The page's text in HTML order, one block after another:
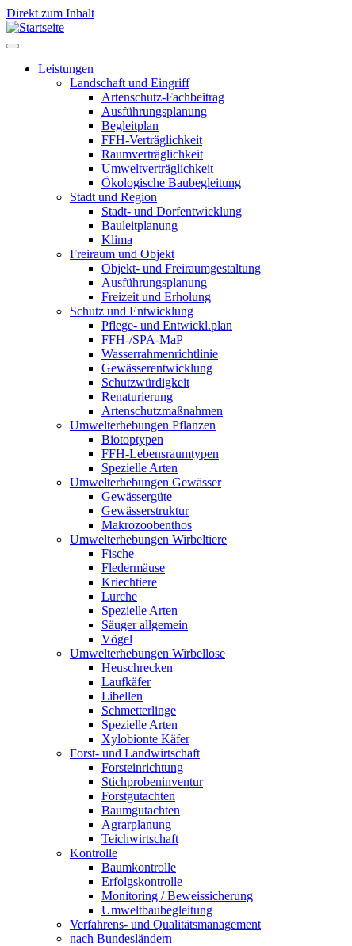
Direkt zum Inhalt
Leistungen
Leistungen
Landschaft und Eingriff
Artenschutz-Fachbeitrag
Ausführungsplanung
Begleitplan
FFH-Verträglichkeit
Raumverträglichkeit
Umweltverträglichkeit
Ökologische Baubegleitung
Stadt und Region
Stadt- und Dorfentwicklung
Bauleitplanung
Klima
Freiraum und Objekt
Objekt- und Freiraumgestaltung
Ausführungsplanung
Freizeit und Erholung
Schutz und Entwicklung
Pflege- und Entwickl.plan
FFH-/SPA-MaP
Wasserrahmenrichtlinie
Gewässerentwicklung
Schutzwürdigkeit
Renaturierung
Artenschutzmaßnahmen
Umwelterhebungen Pflanzen
Biotoptypen
FFH-Lebensraumtypen
Spezielle Arten
Umwelterhebungen Gewässer
Gewässergüte
Gewässerstruktur
Makrozoobenthos
Umwelterhebungen Wirbeltiere
Fische
Fledermäuse
Kriechtiere
Lurche
Spezielle Arten
Säuger allgemein
Vögel
Umwelterhebungen Wirbellose
Heuschrecken
Laufkäfer
Libellen
Schmetterlinge
Spezielle Arten
Xylobionte Käfer
Forst- und Landwirtschaft
Forsteinrichtung
Stichprobeninventur
Forstgutachten
Baumgutachten
Agrarplanung
Teichwirtschaft
Kontrolle
Baumkontrolle
Erfolgskontrolle
Monitoring / Beweissicherung
Umweltbaubegleitung
Verfahrens- und Qualitätsmanagement
nach Bundesländern